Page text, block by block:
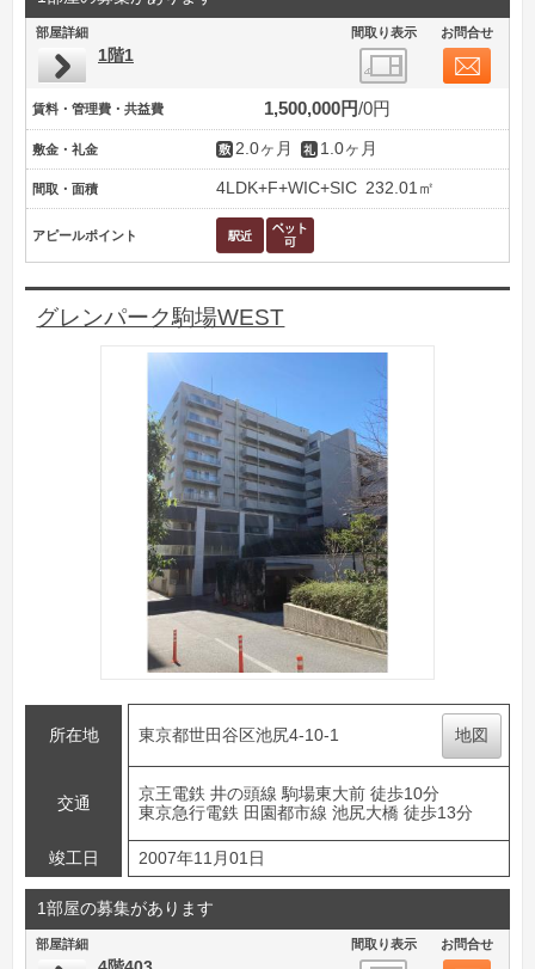
部屋詳細 間取り表示 お問合せ
1階1
賃料・管理費・共益費 1,500,000円 0円
敷金・礼金 2.0ヶ月 1.0ヶ月
間取・面積 4LDK+F+WIC+SIC 232.01㎡
アピールポイント
グレンパーク駒場WEST
所在地 東京都世田谷区池尻4-10-1 地図
交通
京王電鉄 井の頭線 駒場東大前 徒歩10分
東京急行電鉄 田園都市線 池尻大橋 徒歩13分
竣工日 2007年11月01日
1部屋の募集があります
部屋詳細 間取り表示 お問合せ